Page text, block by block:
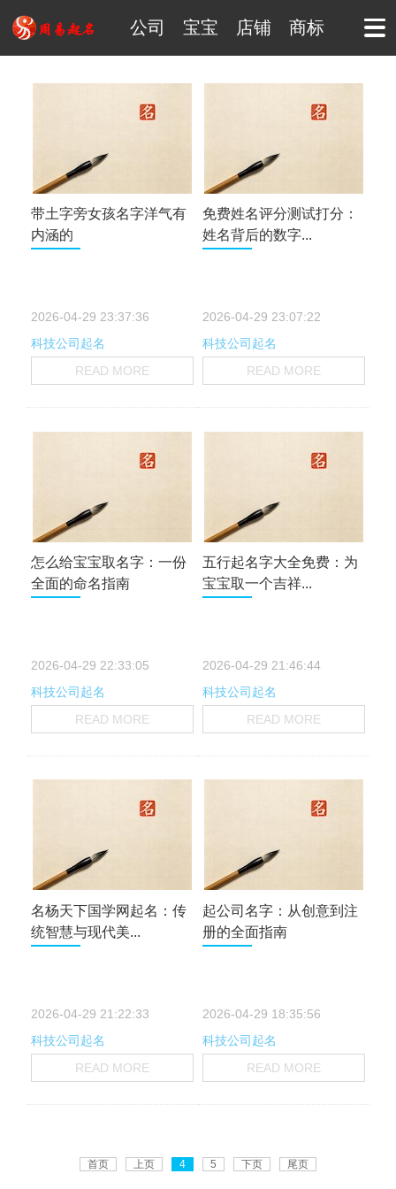
公司 宝宝 店铺 商标
带土字旁女孩名字洋气有
内涵的
2026-04-29 23:37:36
科技公司起名
READ MORE
免费姓名评分测试打分：
姓名背后的数字...
2026-04-29 23:07:22
科技公司起名
READ MORE
怎么给宝宝取名字：一份
全面的命名指南
2026-04-29 22:33:05
科技公司起名
READ MORE
五行起名字大全免费：为
宝宝取一个吉祥...
2026-04-29 21:46:44
科技公司起名
READ MORE
名杨天下国学网起名：传
统智慧与现代美...
2026-04-29 21:22:33
科技公司起名
READ MORE
起公司名字：从创意到注
册的全面指南
2026-04-29 18:35:56
科技公司起名
READ MORE
首页 上页 4 5 下页 尾页